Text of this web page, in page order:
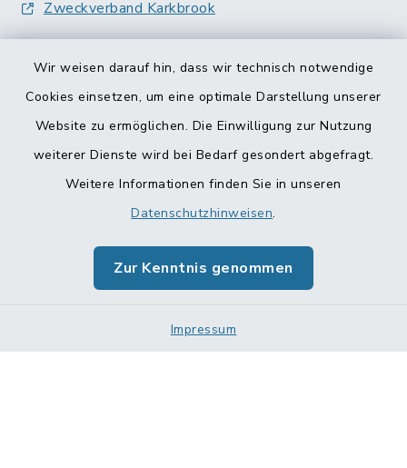
Wir weisen darauf hin, dass wir technisch notwendige
Cookies einsetzen, um eine optimale Darstellung unserer
Website zu ermöglichen. Die Einwilligung zur Nutzung
weiterer Dienste wird bei Bedarf gesondert abgefragt.
Weitere Informationen finden Sie in unseren
Datenschutzhinweisen.
Zur Kenntnis genommen
Impressum
Zweckverband Karkbrook
Barrierefreiheit
Impressum
Sitemap